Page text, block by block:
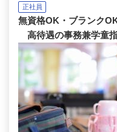
正社員
無資格OK・ブランク
高待遇の事務兼学童